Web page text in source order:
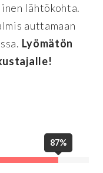
lähtökohta.
auttamaan
Lyömätön
87%